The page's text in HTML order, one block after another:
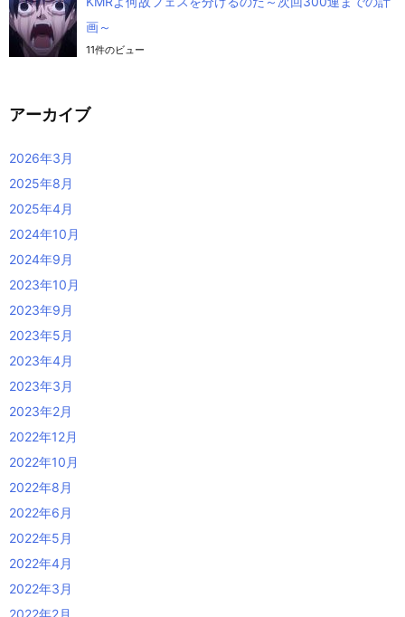
画～
11件のビュー
アーカイブ
2026年3月
2025年8月
2025年4月
2024年10月
2024年9月
2023年10月
2023年9月
2023年5月
2023年4月
2023年3月
2023年2月
2022年12月
2022年10月
2022年8月
2022年6月
2022年5月
2022年4月
2022年3月
2022年2月